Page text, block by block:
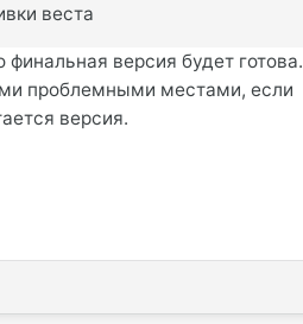
веста
версия будет готова.
проблемными местами, если
версия.